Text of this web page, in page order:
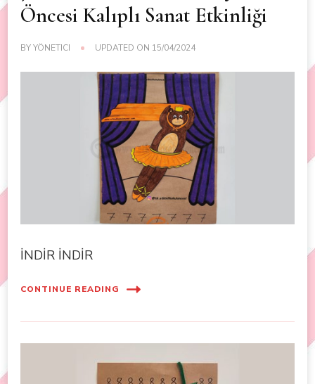
Öncesi Kalıplı Sanat Etkinliği
BYYÖNETICI UPDATED ON 15/04/2024
İNDİR İNDİR
CONTINUE READING